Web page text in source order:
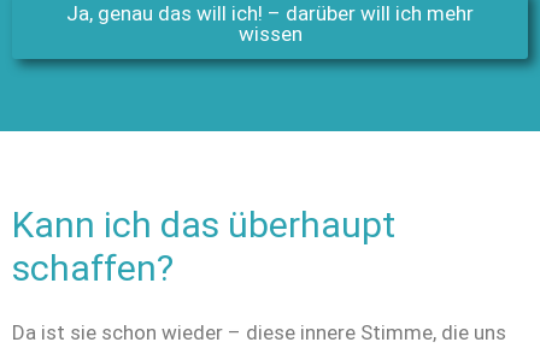
Ja, genau das will ich! – darüber will ich mehr
wissen
Kann ich das überhaupt
schaffen?
Da ist sie schon wieder – diese innere Stimme, die uns